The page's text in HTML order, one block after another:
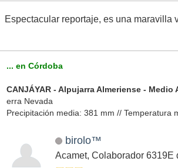
Espectacular reportaje, es una maravilla
... en Córdoba
CANJÁYAR - Alpujarra Almeriense - Medio
erra Nevada
Precipitación media: 381 mm // Temperatura
birolo™
Acamet, Colaborador 6319E